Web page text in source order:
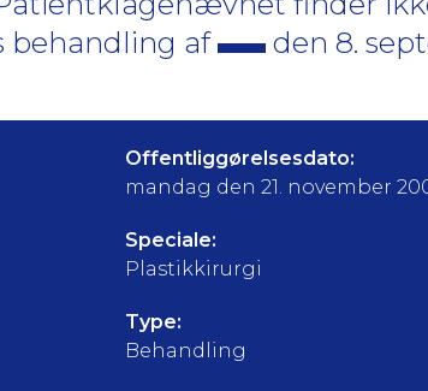
behandling af
den 8.
Offentliggørelsesdato:
mandag den 21. november
Speciale:
Plastikkirurgi
Type:
Behandling